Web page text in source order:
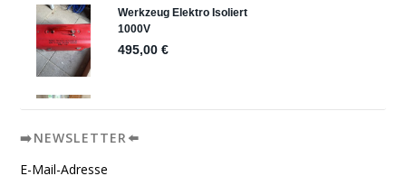
➡️NEWSLETTER⬅️
E-Mail-Adresse